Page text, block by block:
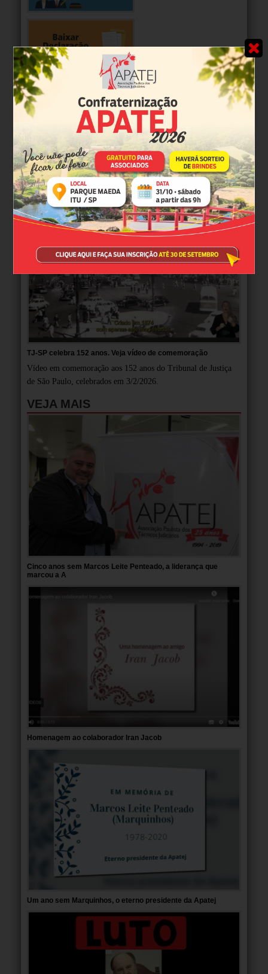
MULTIMÍDIA
TJ-SP celebra 152 anos. Veja vídeo de comemoração
Vídeo em comemoração aos 152 anos do Tribunal de Justiça
de São Paulo, celebrados em 3/2/2026.
VEJA MAIS
Cinco anos sem Marcos Leite Penteado, a liderança que
marcou a A
Homenagem ao colaborador Iran Jacob
Um ano sem Marquinhos, o eterno presidente da Apatej